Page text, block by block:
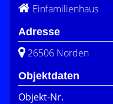
Einfamilienhaus
Adresse
26506 Norden
Objektdaten
Objekt-Nr.